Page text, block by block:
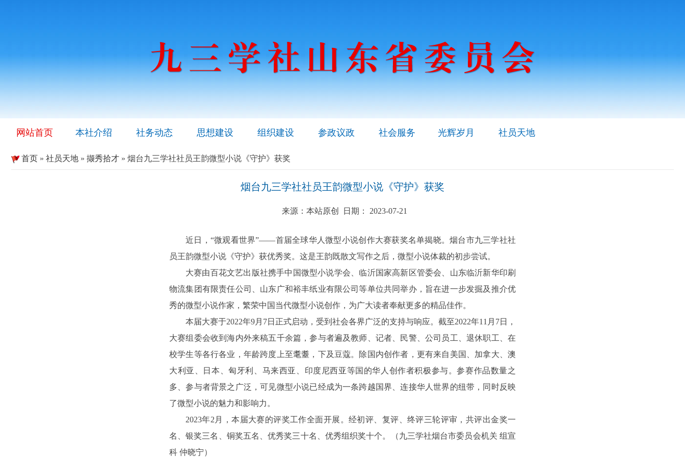
网站首页 本社介绍 社务动态 思想建设 组织建设 参政议政 社会服务 光辉岁月 社员天地
首页 » 社员天地 » 撷秀拾才 » 烟台九三学社社员王韵微型小说《守护》获奖
烟台九三学社社员王韵微型小说《守护》获奖
来源：本站原创 日期： 2023-07-21
近日，“微观看世界”——首届全球华人微型小说创作大赛获奖名单揭晓。烟台市九三学社社
员王韵微型小说《守护》获优秀奖。这是王韵既散文写作之后，微型小说体裁的初步尝试。
大赛由百花文艺出版社携手中国微型小说学会、临沂国家高新区管委会、山东临沂新华印刷
物流集团有限责任公司、山东广和裕丰纸业有限公司等单位共同举办，旨在进一步发掘及推介优
秀的微型小说作家，繁荣中国当代微型小说创作，为广大读者奉献更多的精品佳作。
本届大赛于2022年9月7日正式启动，受到社会各界广泛的支持与响应。截至2022年11月7日，
大赛组委会收到海内外来稿五千余篇，参与者遍及教师、记者、民警、公司员工、退休职工、在
校学生等各行各业，年龄跨度上至耄耋，下及豆蔻。除国内创作者，更有来自美国、加拿大、澳
大利亚、日本、匈牙利、马来西亚、印度尼西亚等国的华人创作者积极参与。参赛作品数量之
多、参与者背景之广泛，可见微型小说已经成为一条跨越国界、连接华人世界的纽带，同时反映
了微型小说的魅力和影响力。
2023年2月，本届大赛的评奖工作全面开展。经初评、复评、终评三轮评审，共评出金奖一
名、银奖三名、铜奖五名、优秀奖三十名、优秀组织奖十个。（九三学社烟台市委员会机关 组宣
科 仲晓宁）